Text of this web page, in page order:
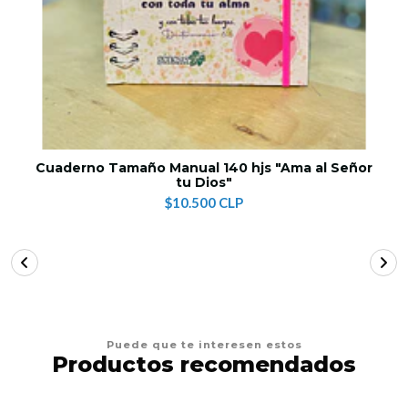
Cuaderno Tamaño Manual 140 hjs "Ama al Señor
tu Dios"
$10.500 CLP
Puede que te interesen estos
Productos recomendados